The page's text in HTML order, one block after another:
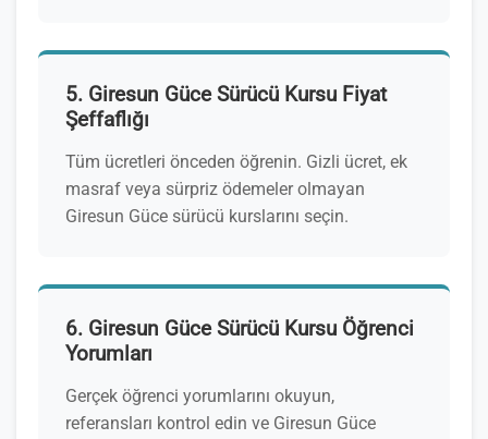
5. Giresun Güce Sürücü Kursu Fiyat
Şeffaflığı
Tüm ücretleri önceden öğrenin. Gizli ücret, ek
masraf veya sürpriz ödemeler olmayan
Giresun Güce sürücü kurslarını seçin.
6. Giresun Güce Sürücü Kursu Öğrenci
Yorumları
Gerçek öğrenci yorumlarını okuyun,
referansları kontrol edin ve Giresun Güce